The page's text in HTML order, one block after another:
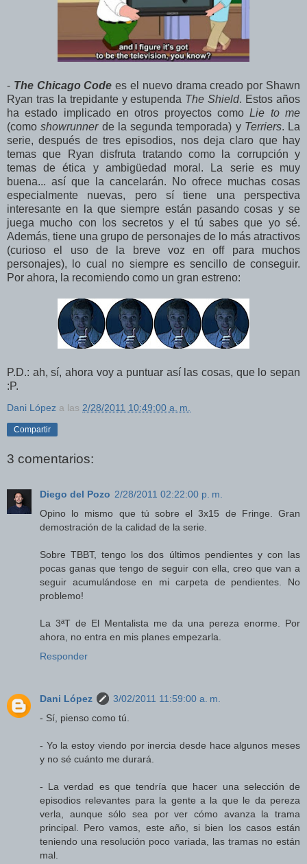
- The Chicago Code es el nuevo drama creado por Shawn
Ryan tras la trepidante y estupenda The Shield. Estos años
ha estado implicado en otros proyectos comoLie to me
(como showrunnerde la segunda temporada) y Terriers. La
serie, después de tres episodios, nos deja claro que hay
temas que Ryan disfruta tratando como la corrupción y
temas de ética y ambigüedad moral. La serie es muy
buena... así que la cancelarán. No ofrece muchas cosas
especialmente nuevas, pero sí tiene una perspectiva
interesante en la que siempre están pasando cosas y se
juega mucho con los secretos y el tú sabes que yo sé.
Además, tiene una grupo de personajes de lo más atractivos
(curioso el uso de la breve voz en off para muchos
personajes), lo cual no siempre es sencillo de conseguir.
Por ahora, la recomiendo como un gran estreno:
P.D.: ah, sí, ahora voy a puntuar así las cosas, que lo sepan
:P.
Dani López a las 2/28/2011 10:49:00 a. m.
Compartir
3 comentarios:
Diego del Pozo 2/28/2011 02:22:00 p. m.
Opino lo mismo que tú sobre el 3x15 de Fringe. Gran
demostración de la calidad de la serie.
Sobre TBBT, tengo los dos últimos pendientes y con las
pocas ganas que tengo de seguir con ella, creo que van a
seguir acumulándose en mi carpeta de pendientes. No
problemo!
La 3ªT de El Mentalista me da una pereza enorme. Por
ahora, no entra en mis planes empezarla.
Responder
Dani López
3/02/2011 11:59:00 a. m.
- Sí, pienso como tú.
- Yo la estoy viendo por inercia desde hace algunos meses
y no sé cuánto me durará.
- La verdad es que tendría que hacer una selección de
episodios relevantes para la gente a la que le da pereza
verla, aunque sólo sea por ver cómo avanza la trama
principal. Pero vamos, este año, si bien los casos están
teniendo una resolución poco variada, las tramas no están
mal.